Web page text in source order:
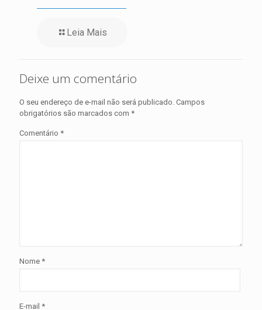
Leia Mais
Deixe um comentário
O seu endereço de e-mail não será publicado. Campos
obrigatórios são marcados com *
Comentário *
Nome *
E-mail *